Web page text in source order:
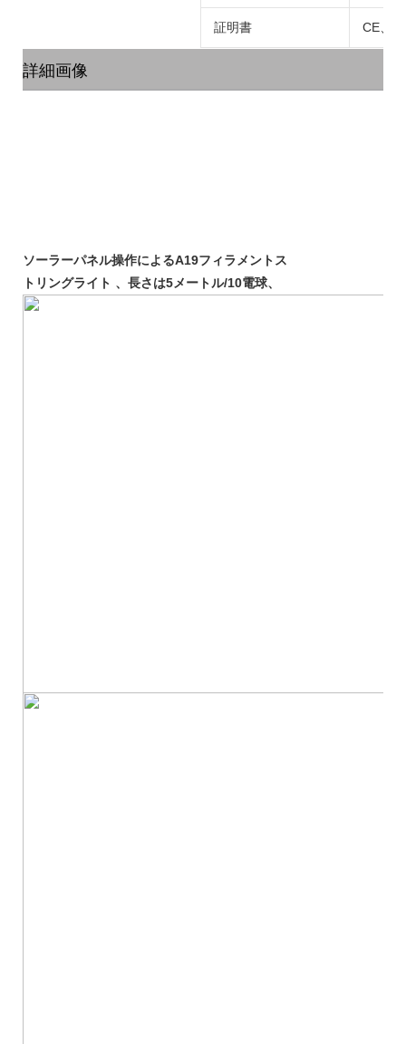
証明書 CE、
詳細画像
ソーラーパネル操作によるA19フィラメントス
トリングライト 、長さは5メートル/10電球、